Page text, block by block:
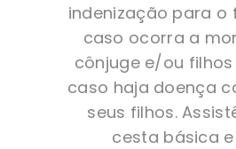
indenização para o
caso ocorra a
cônjuge e/ou
caso haja doença
seus filhos.
cesta básica